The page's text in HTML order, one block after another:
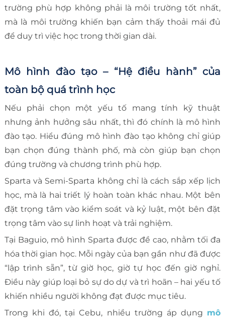
trường phù hợp không phải là môi trường tốt nhất,
mà là môi trường khiến bạn cảm thấy thoải mái đủ
để duy trì việc học trong thời gian dài.
Mô hình đào tạo – “Hệ điều hành” của
toàn bộ quá trình học
Nếu phải chọn một yếu tố mang tính kỹ thuật
nhưng ảnh hưởng sâu nhất, thì đó chính là mô hình
đào tạo. Hiểu đúng mô hình đào tạo không chỉ giúp
bạn chọn đúng thành phố, mà còn giúp bạn chọn
đúng trường và chương trình phù hợp.
Sparta và Semi-Sparta không chỉ là cách sắp xếp lịch
học, mà là hai triết lý hoàn toàn khác nhau. Một bên
đặt trọng tâm vào kiểm soát và kỷ luật, một bên đặt
trọng tâm vào sự linh hoạt và trải nghiệm.
Tại Baguio, mô hình Sparta được đề cao, nhằm tối đa
hóa thời gian học. Mỗi ngày của bạn gần như đã được
“lập trình sẵn”, từ giờ học, giờ tự học đến giờ nghỉ.
Điều này giúp loại bỏ sự do dự và trì hoãn – hai yếu tố
khiến nhiều người không đạt được mục tiêu.
Trong khi đó, tại Cebu, nhiều trường áp dụng mô